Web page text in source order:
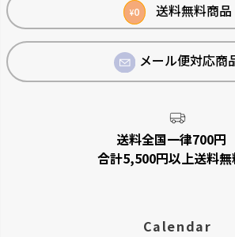
¥0 送料無料商品
メール便対応商
送料全国一律700円
合計5,500円以上送料無
Calendar